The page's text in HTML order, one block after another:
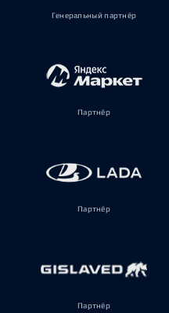
Генеральный партнёр
Партнёр
Партнёр
Партнёр